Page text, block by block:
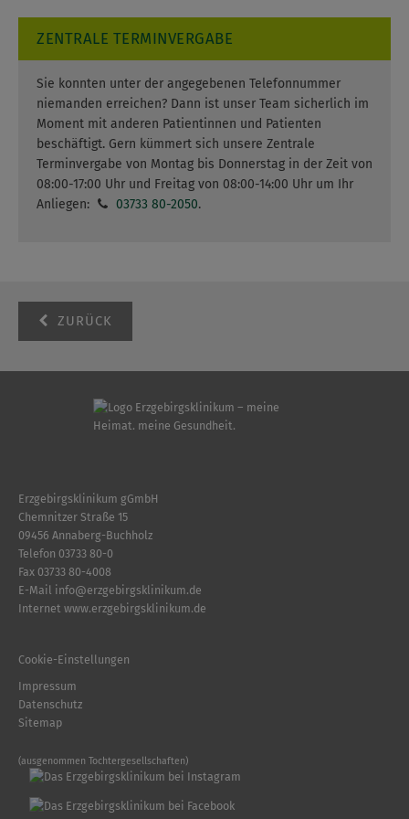
ZENTRALE TERMINVERGABE
Sie konnten unter der angegebenen Telefonnummer
niemanden erreichen? Dann ist unser Team sicherlich im
Moment mit anderen Patientinnen und Patienten
beschäftigt. Gern kümmert sich unsere Zentrale
Terminvergabe von Montag bis Donnerstag in der Zeit von
08:00-17:00 Uhr und Freitag von 08:00-14:00 Uhr um Ihr
Anliegen:
03733 80-2050.
ZURÜCK
Erzgebirgsklinikum gGmbH
Chemnitzer Straße 15
09456 Annaberg-Buchholz
Telefon 03733 80-0
Fax 03733 80-4008
E-Mail info@erzgebirgsklinikum.de
Internet www.erzgebirgsklinikum.de
Cookie-Einstellungen
Impressum
Datenschutz
Sitemap
(ausgenommen Tochtergesellschaften)